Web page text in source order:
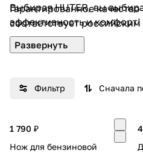
Гарантированное
соответствует
стандартам, проходит
на заводах компании.
Гарантия и сервис – на
обслуживанием и
Выбирая HUTER, вы
эффективность и комфорт!
Фильтр Сначала
1 790 ₽
Нож для бензиновой